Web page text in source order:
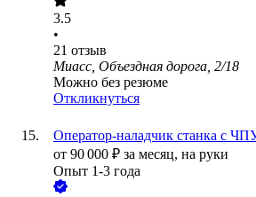
3.5
•
21 отзыв
Миасс, Объездная дорога, 2/18
Можно без резюме
Откликнуться
Оператор-наладчик станка с
от 90 000 ₽ за месяц, на руки
Опыт 1-3 года